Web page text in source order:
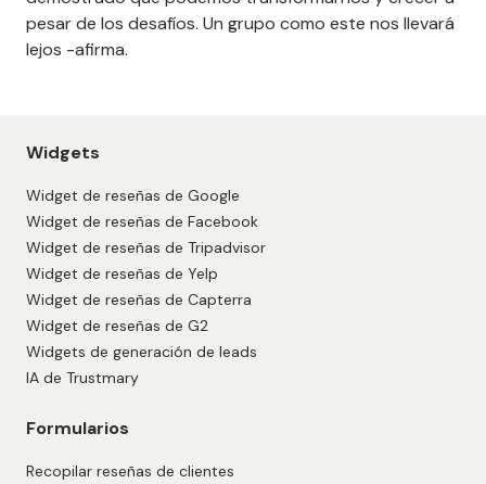
pesar de los desafíos. Un grupo como este nos llevará
lejos -afirma.
Widgets
Widget de reseñas de Google
Widget de reseñas de Facebook
Widget de reseñas de Tripadvisor
Widget de reseñas de Yelp
Widget de reseñas de Capterra
Widget de reseñas de G2
Widgets de generación de leads
IA de Trustmary
Formularios
Recopilar reseñas de clientes